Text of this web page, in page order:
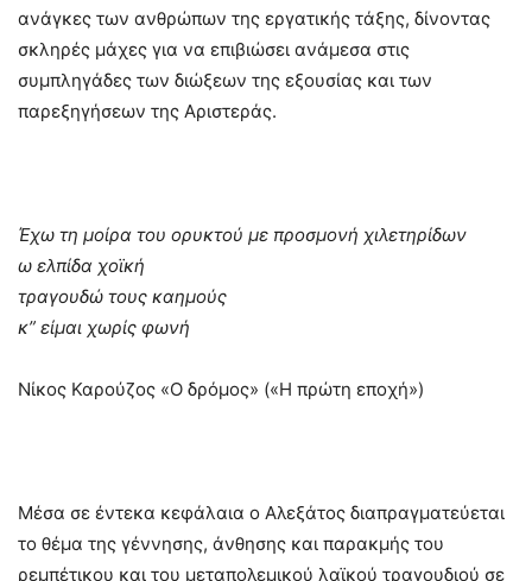
ανάγκες των ανθρώπων της εργατικής τάξης, δίνοντας
σκληρές μάχες για να επιβιώσει ανάμεσα στις
συμπληγάδες των διώξεων της εξουσίας και των
παρεξηγήσεων της Αριστεράς.
Έχω τη μοίρα του ορυκτού με προσμονή χιλετηρίδων
ω ελπίδα χοϊκή
τραγουδώ τους καημούς
κ” είμαι χωρίς φωνή
Νίκος Καρούζος «Ο δρόμος» («Η πρώτη εποχή»)
Μέσα σε έντεκα κεφάλαια ο Αλεξάτος διαπραγματεύεται
το θέμα της γέννησης, άνθησης και παρακμής του
ρεμπέτικου και του μεταπολεμικού λαϊκού τραγουδιού σε